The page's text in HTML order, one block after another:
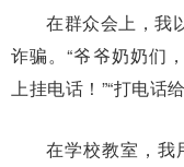
在群众会上，我
诈骗。“爷爷奶奶们
上挂电话！”“打电话
在学校教室，我